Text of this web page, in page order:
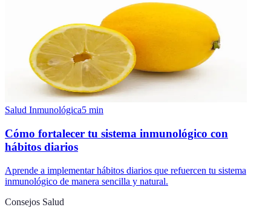
Salud Inmunológica5 min
Cómo fortalecer tu sistema inmunológico con
hábitos diarios
Aprende a implementar hábitos diarios que refuercen tu sistema
inmunológico de manera sencilla y natural.
Consejos Salud